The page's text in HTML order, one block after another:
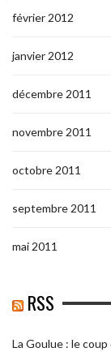
février 2012
janvier 2012
décembre 2011
novembre 2011
octobre 2011
septembre 2011
mai 2011
RSS
La Goulue : le